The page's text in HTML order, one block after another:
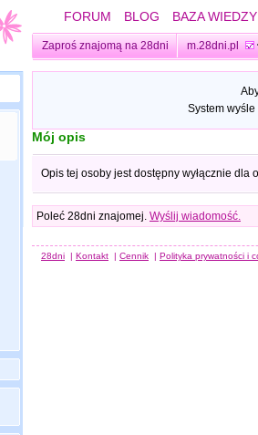
FORUM BLOG BAZA WIEDZY
Zaproś znajomą na 28dni m.28dni.pl
System
Mój opis
Opis tej osoby jest dostępny wyłącznie dla
Poleć 28dni znajomej. Wyślij wiadomość.
28dni | Kontakt | Cennik | Polityka prywatności i